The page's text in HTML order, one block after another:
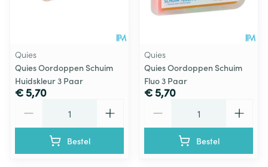
Quies
Quies Oordoppen Schuim
Huidskleur 3 Paar
€ 5,70
Bestel
Quies
Quies Oordoppen Schuim
Fluo 3 Paar
€ 5,70
Bestel